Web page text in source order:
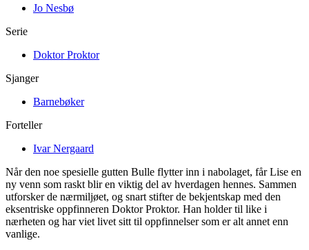
Jo Nesbø
Serie
Doktor Proktor
Sjanger
Barnebøker
Forteller
Ivar Nergaard
Når den noe spesielle gutten Bulle flytter inn i nabolaget, får Lise en
ny venn som raskt blir en viktig del av hverdagen hennes. Sammen
utforsker de nærmiljøet, og snart stifter de bekjentskap med den
eksentriske oppfinneren Doktor Proktor. Han holder til like i
nærheten og har viet livet sitt til oppfinnelser som er alt annet enn
vanlige.